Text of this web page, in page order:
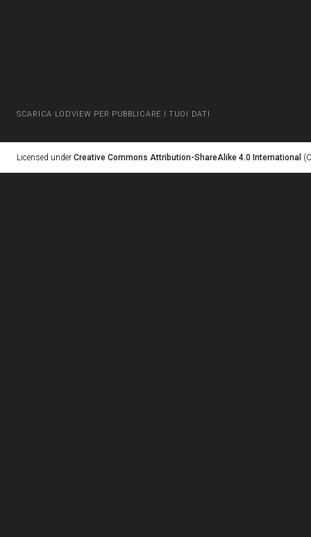
SCARICA LODVIEW PER PUBBLICARE I TUOI DATI
Licensed under Creative Commons Attribution-ShareAlike 4.0 International